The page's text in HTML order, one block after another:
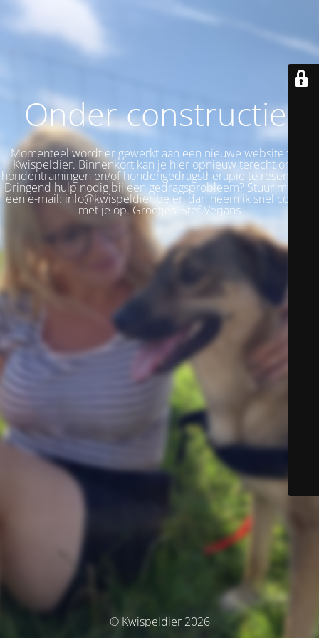
Onder constructie!
Momenteel wordt er gewerkt aan een nieuwe website voor
Kwispeldier. Binnenkort kan je hier opnieuw terecht om je
hondentrainingen en/of hondengedragstherapie te reserveren.
Dringend hulp nodig bij een gedragsprobleem? Stuur me dan
een e-mail: info@kwispeldier.be en dan neem ik snel contact
met je op. Groetjes, Stef Verjans
© Kwispeldier 2026